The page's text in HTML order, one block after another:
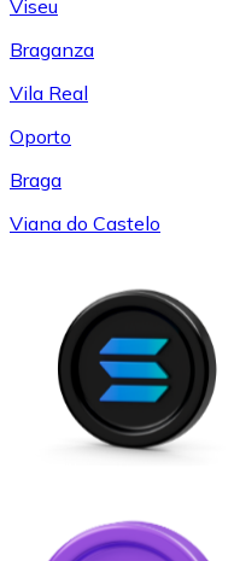
Viseu
Braganza
Vila Real
Oporto
Braga
Viana do Castelo